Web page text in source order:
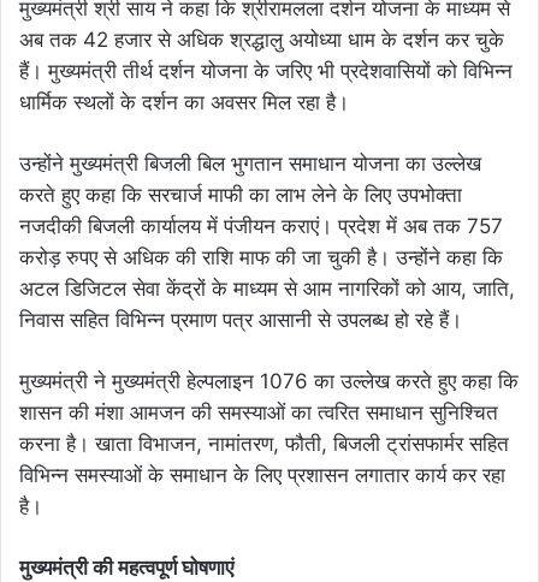
मुख्यमंत्री श्री साय ने कहा कि श्रीरामलला दर्शन योजना के माध्यम से
अब तक 42 हजार से अधिक श्रद्धालु अयोध्या धाम के दर्शन कर चुके
हैं। मुख्यमंत्री तीर्थ दर्शन योजना के जरिए भी प्रदेशवासियों को विभिन्न
धार्मिक स्थलों के दर्शन का अवसर मिल रहा है।
उन्होंने मुख्यमंत्री बिजली बिल भुगतान समाधान योजना का उल्लेख
करते हुए कहा कि सरचार्ज माफी का लाभ लेने के लिए उपभोक्ता
नजदीकी बिजली कार्यालय में पंजीयन कराएं। प्रदेश में अब तक 757
करोड़ रुपए से अधिक की राशि माफ की जा चुकी है। उन्होंने कहा कि
अटल डिजिटल सेवा केंद्रों के माध्यम से आम नागरिकों को आय, जाति,
निवास सहित विभिन्न प्रमाण पत्र आसानी से उपलब्ध हो रहे हैं।
मुख्यमंत्री ने मुख्यमंत्री हेल्पलाइन 1076 का उल्लेख करते हुए कहा कि
शासन की मंशा आमजन की समस्याओं का त्वरित समाधान सुनिश्चित
करना है। खाता विभाजन, नामांतरण, फौती, बिजली ट्रांसफार्मर सहित
विभिन्न समस्याओं के समाधान के लिए प्रशासन लगातार कार्य कर रहा
है।
मुख्यमंत्री की महत्वपूर्ण घोषणाएं